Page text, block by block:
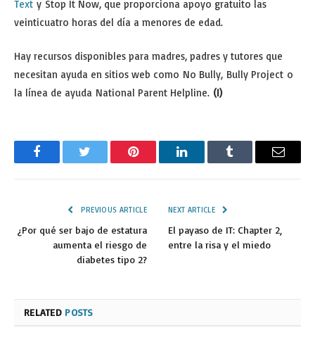
Text y Stop It Now, que proporciona apoyo gratuito las
veinticuatro horas del día a menores de edad.
Hay recursos disponibles para madres, padres y tutores que
necesitan ayuda en sitios web como No Bully, Bully Project o
la línea de ayuda National Parent Helpline. (I)
FacebookTwitter Pinterest LinkedInTumblr Email
PREVIOUS ARTICLE
¿Por qué ser bajo de estatura
aumenta el riesgo de
diabetes tipo 2?
NEXT ARTICLE
El payaso de IT: Chapter 2,
entre la risa y el miedo
RELATED POSTS